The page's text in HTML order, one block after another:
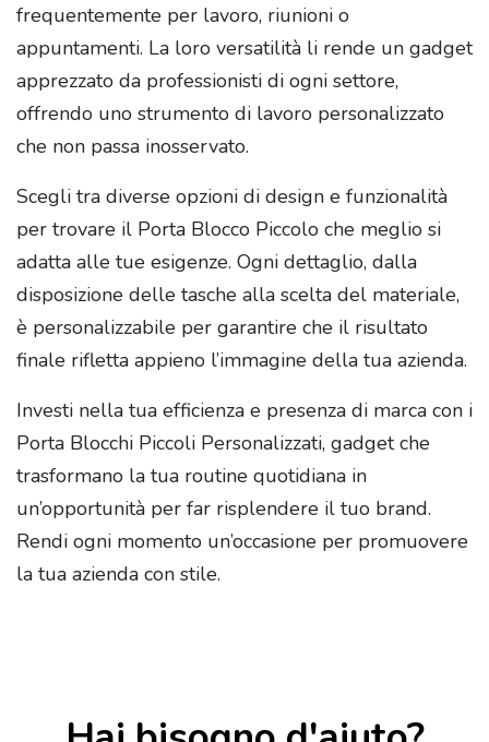
frequentemente per lavoro, riunioni o
appuntamenti. La loro versatilità li rende un gadget
apprezzato da professionisti di ogni settore,
offrendo uno strumento di lavoro personalizzato
che non passa inosservato.
Scegli tra diverse opzioni di design e funzionalità
per trovare il Porta Blocco Piccolo che meglio si
adatta alle tue esigenze. Ogni dettaglio, dalla
disposizione delle tasche alla scelta del materiale,
è personalizzabile per garantire che il risultato
finale rifletta appieno l’immagine della tua azienda.
Investi nella tua efficienza e presenza di marca con i
Porta Blocchi Piccoli Personalizzati, gadget che
trasformano la tua routine quotidiana in
un’opportunità per far risplendere il tuo brand.
Rendi ogni momento un’occasione per promuovere
la tua azienda con stile.